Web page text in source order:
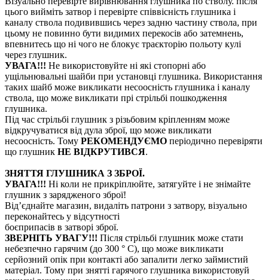
цього вийміть затвор і перевірте співвісність глушника і
каналу ствола подивившись через задню частину ствола, при
цьому не повинно бути видимих ​​перекосів або затемнень,
впевнитесь що ні чого не блокує траєкторію польоту кулі
через глушник.
УВАГА!!! Не використовуйте ні які стопорні або
ущільнювальні шайби при установці глушника. Використання
таких шайб може викликати несоосність глушника і каналу
ствола, що може викликати прі стрільбі пошкодження
глушника.
Під час стрільбі глушник з різьбовим кріпленням може
відкручуватися від дула зброї, що може викликати
несоосність. Тому РЕКОМЕНДУЄМО періодично перевіряти
що глушник НЕ ВІДКРУТИВСЯ.
ЗНЯТТЯ ГЛУШНИКА З ЗБРОЇ.
УВАГА!!! Ні коли не прикріплюйте, затягуйте і не знімайте
глушник з зарядженого зброї!
Від’єднайте магазин, видаліть патрони з затвору, візуально
переконайтесь у відсутності
боєприпасів в затворі зброї.
ЗВЕРНІТЬ УВАГУ!!! Після стрільбі глушник може стати
небезпечно гарячим (до 300 ° С), що може викликати
серйозний опік при контакті або запалити легко займистий
матеріал. Тому при знятті гарячого глушника використовуй